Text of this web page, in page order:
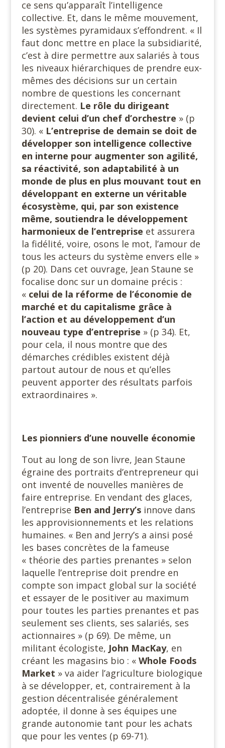
ce sens qu’apparaît l’intelligence
collective. Et, dans le même mouvement,
les systèmes pyramidaux s’effondrent. « Il
faut donc mettre en place la subsidiarité,
c’est à dire permettre aux salariés à tous
les niveaux hiérarchiques de prendre eux-
mêmes des décisions sur un certain
nombre de questions les concernant
directement. Le rôle du dirigeant
devient celui d’un chef d’orchestre » (p
30). « L’entreprise de demain se doit de
développer son intelligence collective
en interne pour augmenter son agilité,
sa réactivité, son adaptabilité à un
monde de plus en plus mouvant tout en
développant en externe un véritable
écosystème, qui, par son existence
même, soutiendra le développement
harmonieux de l’entreprise et assurera
la fidélité, voire, osons le mot, l’amour de
tous les acteurs du système envers elle »
(p 20). Dans cet ouvrage, Jean Staune se
focalise donc sur un domaine précis :
« celui de la réforme de l’économie de
marché et du capitalisme grâce à
l’action et au développement d’un
nouveau type d’entreprise » (p 34). Et,
pour cela, il nous montre que des
démarches crédibles existent déjà
partout autour de nous et qu’elles
peuvent apporter des résultats parfois
extraordinaires ».
Les pionniers d’une nouvelle économie
Tout au long de son livre, Jean Staune
égraine des portraits d’entrepreneur qui
ont inventé de nouvelles manières de
faire entreprise. En vendant des glaces,
l’entreprise Ben and Jerry’sinnove dans
les approvisionnements et les relations
humaines. « Ben and Jerry’s a ainsi posé
les bases concrètes de la fameuse
« théorie des parties prenantes » selon
laquelle l’entreprise doit prendre en
compte son impact global sur la société
et essayer de le positiver au maximum
pour toutes les parties prenantes et pas
seulement ses clients, ses salariés, ses
actionnaires » (p 69). De même, un
militant écologiste, John MacKay, en
créant les magasins bio : « Whole Foods
Market » va aider l’agriculture biologique
à se développer, et, contrairement à la
gestion décentralisée généralement
adoptée, il donne à ses équipes une
grande autonomie tant pour les achats
que pour les ventes (p 69-71).